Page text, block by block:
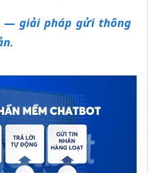
— giải pháp gửi thông
.